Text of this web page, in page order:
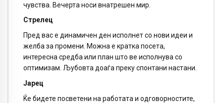
чувства. Вечерта носи внатрешен мир.
Стрелец
Пред вас е динамичен ден исполнет со нови идеи и
желба за промени. Можна е кратка посета,
интересна средба или план што ве исполнува со
оптимизам. Љубовта доаѓа преку спонтани настани.
Јарец
Ќе бидете посветени на работата и одговорностите,